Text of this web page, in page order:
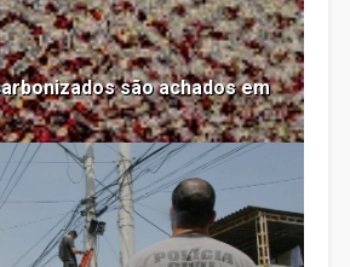
são achados em